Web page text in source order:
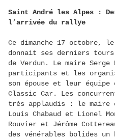
Saint André les Alpes :
l’arrivée du rallye
Ce dimanche 17 octobre,
donnait ses derniers
de Verdun. Le maire
participants et les
son épouse et leur équipe
Classic Car. Les
très applaudis : le maire
Louis Chabaud et Lionel
Rouvier et Jérôme
des vénérables bolides